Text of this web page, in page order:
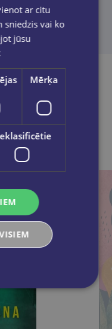
ar citu
sniedzis vai ko
jūsu
Mērķa